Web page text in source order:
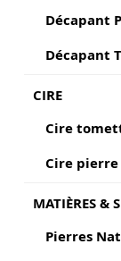
Décapant
Décapant
CIRE
Cire
Cire pierre
MATIÈRES &
Pierres